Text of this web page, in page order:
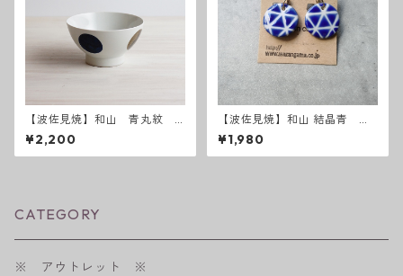
【波佐見焼】和山 青丸紋
広東丼 小
¥2,200
【波佐見焼】和山 結晶青 イ
ヤリング・ピアス
¥1,980
CATEGORY
※ アウトレット ※